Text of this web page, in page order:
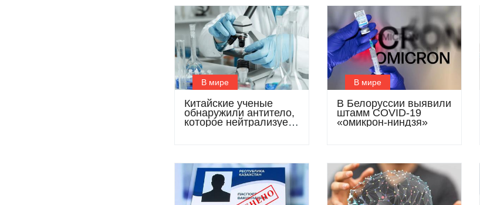
В мире
Китайские ученые
обнаружили антитело,
которое нейтрализует
В мире
В Белоруссии выявили
штамм COVID-19
«омикрон-ниндзя»